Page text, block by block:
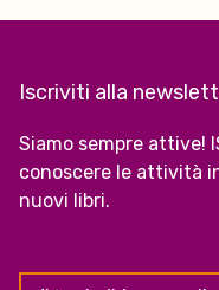
Iscriviti alla
Siamo sempre attive!
conoscere le attività
nuovi libri.